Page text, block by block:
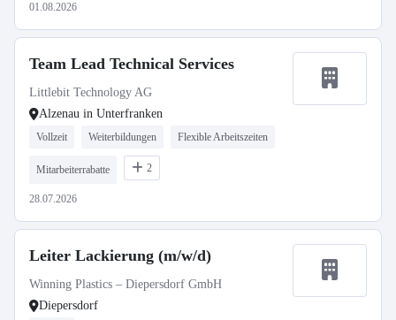
01.08.2026
Team Lead Technical Services
Littlebit Technology AG
Alzenau in Unterfranken
Vollzeit Weiterbildungen Flexible Arbeitszeiten
Mitarbeiterrabatte 2
28.07.2026
Leiter Lackierung (m/w/d)
Winning Plastics – Diepersdorf GmbH
Diepersdorf